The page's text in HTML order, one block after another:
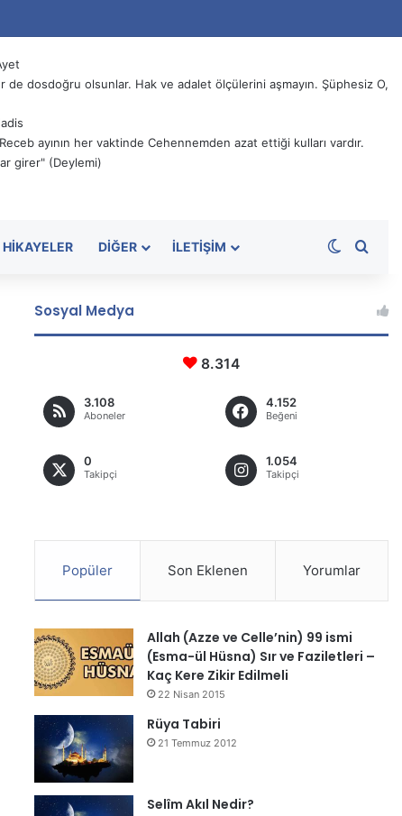
dosdoğru olsunlar. Hak ve adalet ölçülerini aşmayın. Şüphesiz O,
ayının her vaktinde Cehennemden azat ettiği kulları vardır.
girer" (Deylemi)
HIKAYELER DIĞER İLETIŞIM Dış
Sosyal Medya
8.314
3.108
Aboneler
4.152
Beğeni
0
Takipçi
1.054
Takipçi
Popüler Son Eklenen Yorumlar
Allah (Azze ve Celle’nin) 99 ismi
(Esma-ül Hüsna) Sır ve Faziletleri –
Kaç Kere Zikir Edilmeli
22 Nisan 2015
Rüya Tabiri
21 Temmuz 2012
Selîm Akıl Nedir?